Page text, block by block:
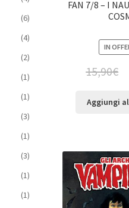
FAN 7/8 – I
IN
15,90€
Aggiungi
(6)
(4)
(2)
(1)
(1)
(3)
(1)
(3)
(1)
(1)